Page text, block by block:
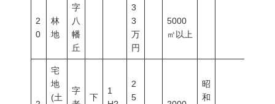
2
0
林
地
字
八
幡
丘
3
3
万
円
5000
㎡以上
宅
地
(土
字
下
1
2
5
昭
和